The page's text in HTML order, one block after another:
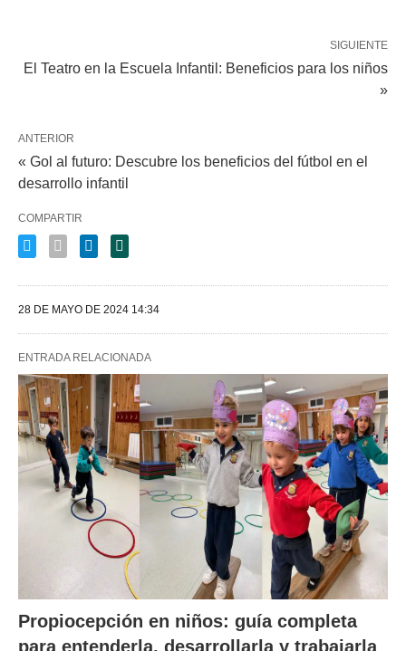
SIGUIENTE
El Teatro en la Escuela Infantil: Beneficios para los niños
»
ANTERIOR
« Gol al futuro: Descubre los beneficios del fútbol en el
desarrollo infantil
COMPARTIR
28 DE MAYO DE 2024 14:34
ENTRADA RELACIONADA
Propiocepción en niños: guía completa
para entenderla, desarrollarla y trabajarla